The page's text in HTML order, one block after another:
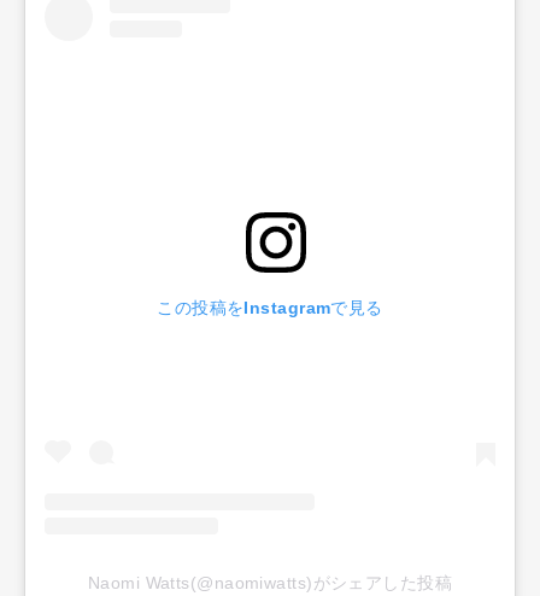
この投稿をInstagramで見る
Naomi Watts(@naomiwatts)がシェアした投稿